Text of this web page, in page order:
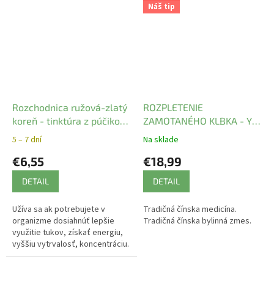
Rozchodnica ružová-zlatý
koreň - tinktúra z púčikov
P60
5 – 7 dní
€6,55
DETAIL
Užíva sa ak potrebujete v
organizme dosiahnúť lepšie
využitie tukov, získať energiu,
vyššiu vytrvalosť, koncentráciu.
Náš tip
ROZPLETENIE
ZAMOTANÉHO KLBKA - YI
GUAN JIAN WAN mod. -
Na sklade
€18,99
DETAIL
Tradičná čínska medicína.
Tradičná čínska bylinná zmes.